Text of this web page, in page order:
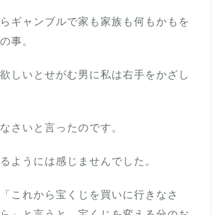
ギャンブルで家も家族も何もかもを
事。
しいとせがむ男に私は右手をかざし
さいと言ったのです。
ようには感じませんでした。
これから宝くじを買いに行きなさ